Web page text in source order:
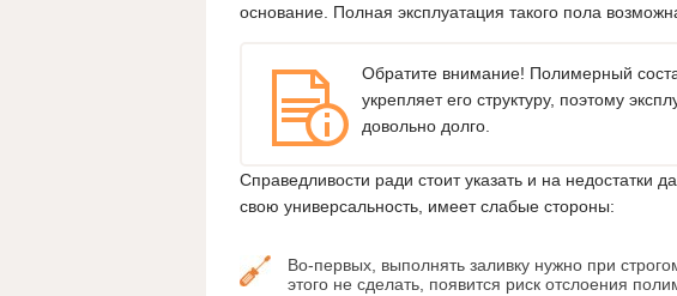
основание. Полная эксплуатация такого пола
Обратите внимание! Полимерный
укрепляет его структуру, поэтому
довольно долго.
Справедливости ради стоит указать и на недостатки
свою универсальность, имеет слабые стороны:
Во-первых, выполнять заливку нужно при
этого не сделать, появится риск отслоения